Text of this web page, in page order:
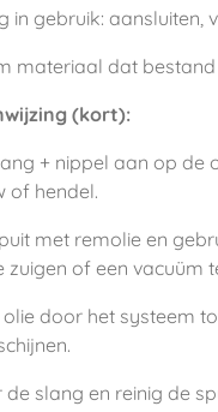
in gebruik: aansluiten,
materiaal dat
(kort):
+ nippel aan op de
of hendel.
met remolie en
zuigen of een vacuüm
door het systeem
slang en reinig de